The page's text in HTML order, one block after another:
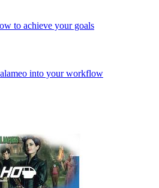
to achieve your goals
into your workflow